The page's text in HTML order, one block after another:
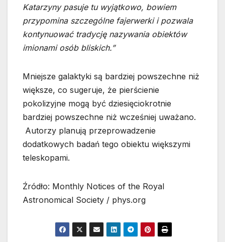
Katarzyny pasuje tu wyjątkowo, bowiem
przypomina szczególne fajerwerki i pozwala
kontynuować tradycję nazywania obiektów
imionami osób bliskich.”
Mniejsze galaktyki są bardziej powszechne niż
większe, co sugeruje, że pierścienie
pokolizyjne mogą być dziesięciokrotnie
bardziej powszechne niż wcześniej uważano.
Autorzy planują przeprowadzenie
dodatkowych badań tego obiektu większymi
teleskopami.
Źródło: Monthly Notices of the Royal
Astronomical Society / phys.org